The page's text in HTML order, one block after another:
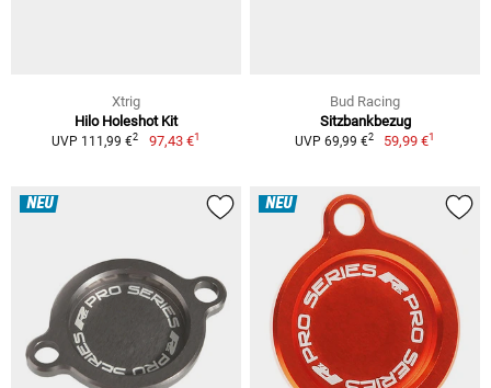
Xtrig
Hilo Holeshot Kit
UVP 111,99 €2 97,43 €1
Bud Racing
Sitzbankbezug
UVP 69,99 €2 59,99 €1
NEU NEU